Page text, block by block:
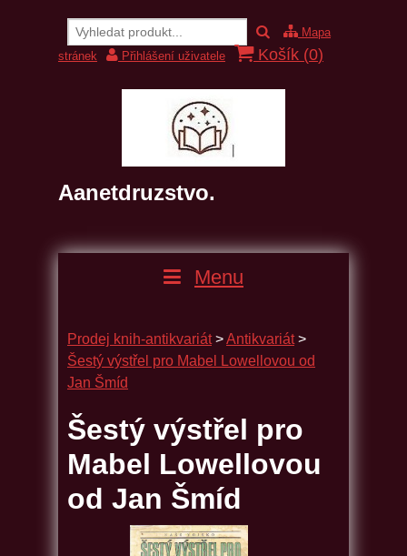
Mapa
stránek
Přihlášení uživatele Košík (0)
Aanetdruzstvo.
Menu
Prodej knih-antikvariát >Antikvariát >
Šestý výstřel pro Mabel Lowellovou od
Jan Šmíd
Šestý výstřel pro
Mabel Lowellovou
od Jan Šmíd